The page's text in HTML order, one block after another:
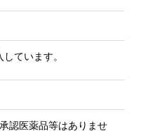
ています。
認医薬品等はありませ